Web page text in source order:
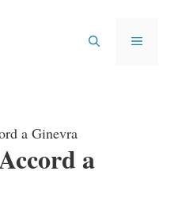
MENU
a Ginevra
a